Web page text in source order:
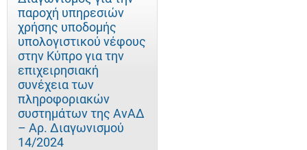
παροχή υπηρεσιών
χρήσης υποδομής
υπολογιστικού νέφους
στην Κύπρο για την
επιχειρησιακή
συνέχεια των
πληροφοριακών
συστημάτων της ΑνΑΔ
– Αρ. Διαγωνισμού
14/2024